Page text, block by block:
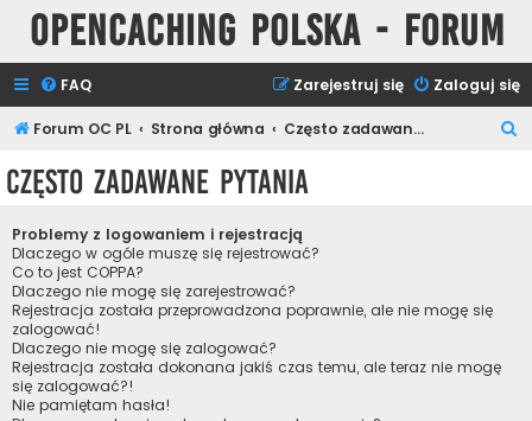
Opencaching Polska - Forum
FAQ Zaloguj się
Zarejestruj się
Forum OC PL Strona główna Często zadawane pytania
Często zadawane pytania
Problemy z logowaniem i rejestracją
Dlaczego w ogóle muszę się rejestrować?
Co to jest COPPA?
Dlaczego nie mogę się zarejestrować?
Rejestracja została przeprowadzona poprawnie, ale nie mogę się
zalogować!
Dlaczego nie mogę się zalogować?
Rejestracja została dokonana jakiś czas temu, ale teraz nie mogę
się zalogować?!
Nie pamiętam hasła!